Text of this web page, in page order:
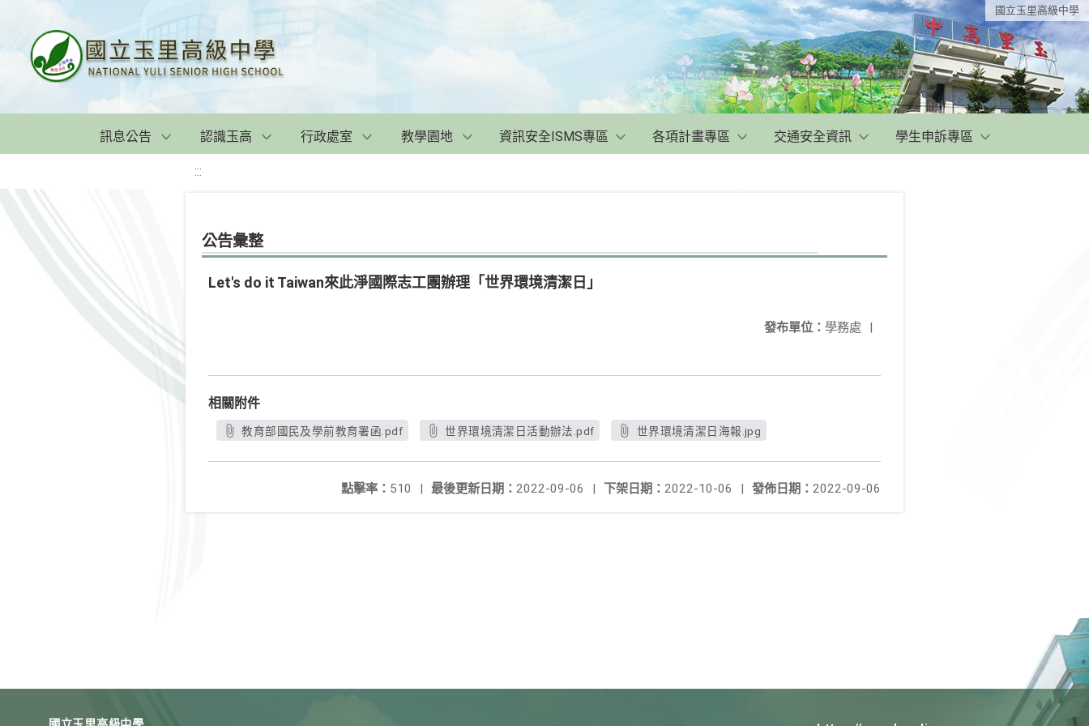
國立玉里高級中學
訊息公告 認識玉高 行政處室 教學園地 資訊安全ISMS專區 各項計畫專區 交通安全資訊 學生申訴專區
:::
公告彙整
Let's do it Taiwan來此淨國際志工團辦理「世界環境清潔日」
發布單位： 學務處 |
相關附件
教育部國民及學前教育署函.pdf 世界環境清潔日活動辦法.pdf 世界環境清潔日海報.jpg
發佈日期： 2022-09-06
下架日期： 2022-10-06 |
最後更新日期： 2022-09-06 |
點擊率： 510 |